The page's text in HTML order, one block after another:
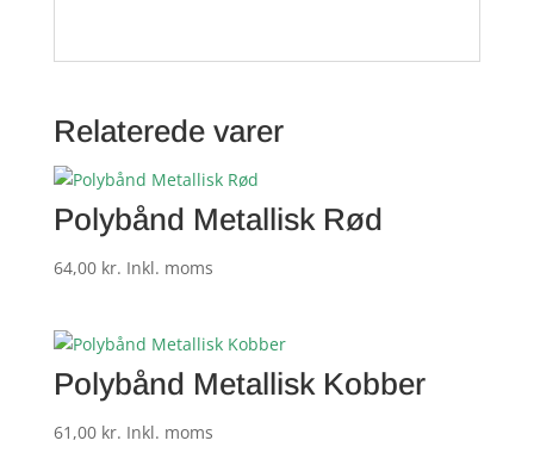
Relaterede varer
Polybånd Metallisk Rød
64,00 kr. Inkl. moms
Polybånd Metallisk Kobber
61,00 kr. Inkl. moms